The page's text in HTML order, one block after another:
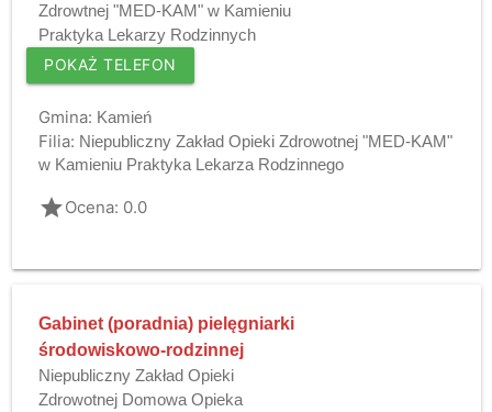
Zdrowtnej "MED-KAM" w Kamieniu
Praktyka Lekarzy Rodzinnych
POKAŻ TELEFON
Gmina: Kamień
Filia: Niepubliczny Zakład Opieki Zdrowotnej "MED-KAM"
w Kamieniu Praktyka Lekarza Rodzinnego
gradeOcena: 0.0
Gabinet (poradnia) pielęgniarki
środowiskowo-rodzinnej
Niepubliczny Zakład Opieki
Zdrowotnej Domowa Opieka